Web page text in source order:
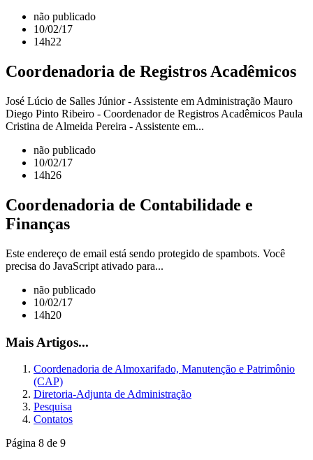
não publicado
10/02/17
14h22
Coordenadoria de Registros Acadêmicos
José Lúcio de Salles Júnior - Assistente em Administração Mauro
Diego Pinto Ribeiro - Coordenador de Registros Acadêmicos Paula
Cristina de Almeida Pereira - Assistente em...
não publicado
10/02/17
14h26
Coordenadoria de Contabilidade e
Finanças
Este endereço de email está sendo protegido de spambots. Você
precisa do JavaScript ativado para...
não publicado
10/02/17
14h20
Mais Artigos...
Coordenadoria de Almoxarifado, Manutenção e Patrimônio
(CAP)
Diretoria-Adjunta de Administração
Pesquisa
Contatos
Página 8 de 9